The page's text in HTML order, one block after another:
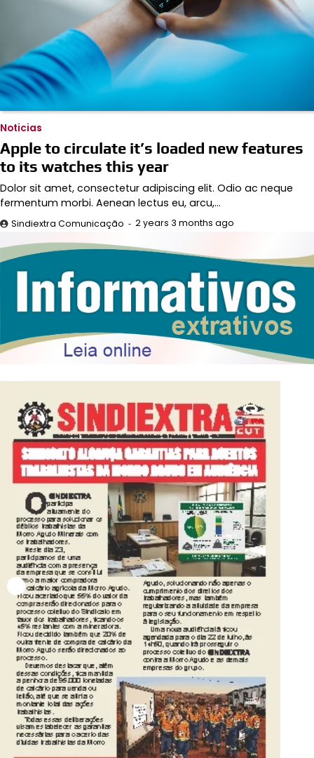
Noticias
Apple to circulate it’s loaded new features
to its watches this year
Dolor sit amet, consectetur adipiscing elit. Odio ac neque
fermentum morbi. Aenean lectus eu, arcu,…
Sindiextra Comunicação 2 years 3 months ago